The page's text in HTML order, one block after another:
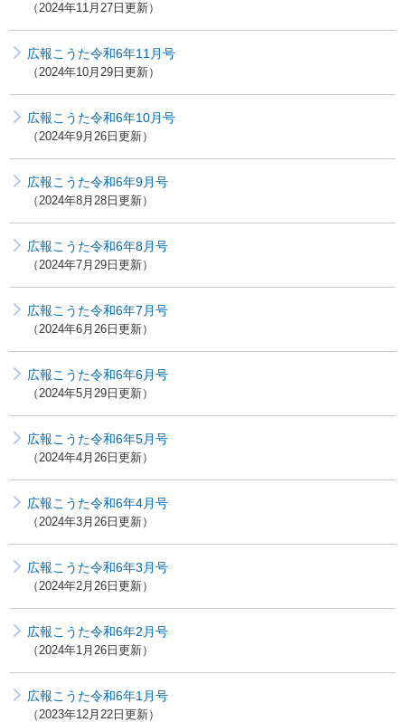
2024年11月27日更新
広報こうた令和6年11月号
2024年10月29日更新
広報こうた令和6年10月号
2024年9月26日更新
広報こうた令和6年9月号
2024年8月28日更新
広報こうた令和6年8月号
2024年7月29日更新
広報こうた令和6年7月号
2024年6月26日更新
広報こうた令和6年6月号
2024年5月29日更新
広報こうた令和6年5月号
2024年4月26日更新
広報こうた令和6年4月号
2024年3月26日更新
広報こうた令和6年3月号
2024年2月26日更新
広報こうた令和6年2月号
2024年1月26日更新
広報こうた令和6年1月号
2023年12月22日更新